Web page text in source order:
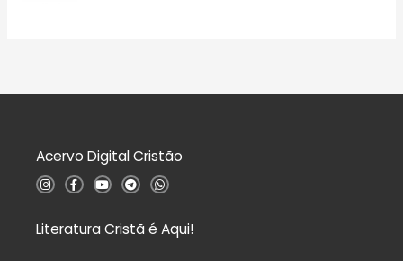
5
e
Acervo Digital Cristão
I
n
a
g
F
a
b
o
Y
o
u
b
T
e
g
r
W
h
s
a
Literatura Cristã é Aqui!